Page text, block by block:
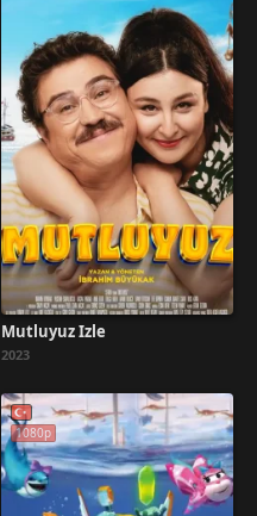
Mutluyuz İzle
2023
1080p